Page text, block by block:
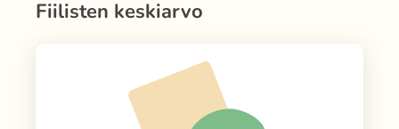
Fiilisten keskiarvo